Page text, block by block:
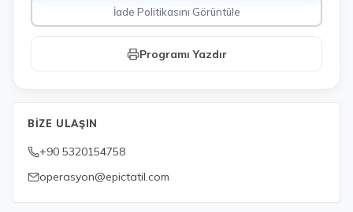
İade Politikasını Görüntüle
Programı Yazdır
BIZE ULAŞIN
+90 5320154758
operasyon@epictatil.com